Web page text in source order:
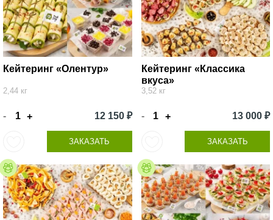
Кейтеринг «Олентур»
2,44 кг
- + 12 150 ₽
ЗАКАЗАТЬ
Кейтеринг «Классика
вкуса»
3,52 кг
- + 13 000 ₽
ЗАКАЗАТЬ